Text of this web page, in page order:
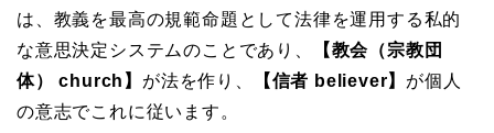
は、教義を最高の規範命題として法律を運用する私的
な意思決定システムのことであり、
【教会（宗教団
体） church】 が法を作り、 【信者 believer】 が個人
の意志でこれに従います。